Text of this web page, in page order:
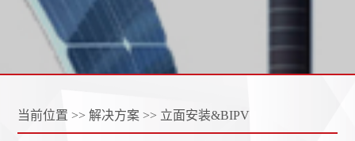
当前位置 >> 解决方案 >> 立面安装&BIPV